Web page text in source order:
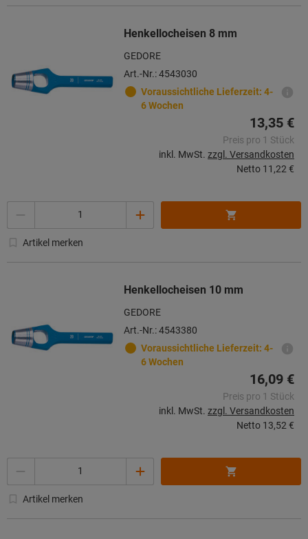
Henkellocheisen 8 mm
GEDORE
Art.-Nr.: 4543030
Voraussichtliche Lieferzeit: 4-
6 Wochen
13,35 €
Preis pro 1 Stück
inkl. MwSt. zzgl. Versandkosten
Netto 11,22 €
Artikel merken
Henkellocheisen 10 mm
GEDORE
Art.-Nr.: 4543380
Voraussichtliche Lieferzeit: 4-
6 Wochen
16,09 €
Preis pro 1 Stück
inkl. MwSt. zzgl. Versandkosten
Netto 13,52 €
Artikel merken